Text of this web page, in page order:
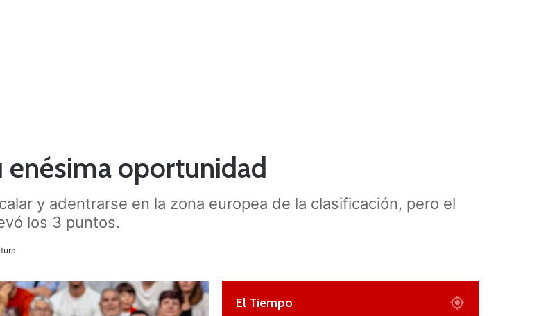
enésima oportunidad
y adentrarse en la zona europea de la clasificación, pero el
los 3 puntos.
El Tiempo